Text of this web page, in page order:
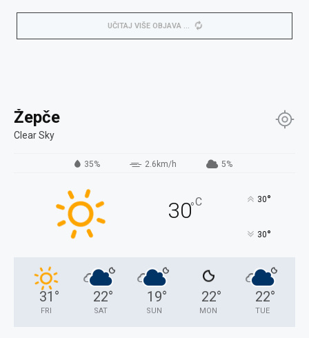
UČITAJ VIŠE OBJAVA
Žepče
Clear Sky
35% 2.6km/h 5%
30°C 30°
30°
31 °
FRI
22°
SAT
19°
SUN
22°
MON
22°
TUE